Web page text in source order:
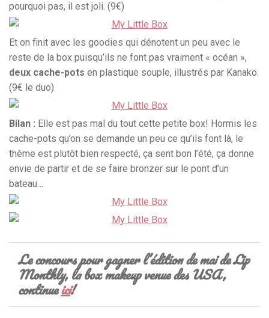
pourquoi pas, il est joli. (9€)
Et on finit avec les goodies qui dénotent un peu avec le
reste de la box puisqu’ils ne font pas vraiment « océan »,
deux cache-pots en plastique souple, illustrés par Kanako.
(9€ le duo)
Bilan : Elle est pas mal du tout cette petite box! Hormis les
cache-pots qu’on se demande un peu ce qu’ils font là, le
thème est plutôt bien respecté, ça sent bon l’été, ça donne
envie de partir et de se faire bronzer sur le pont d’un
bateau…
Le concours pour gagner l’édition de mai de Lip
Monthly, la box makeup venue des USA,
continueici!